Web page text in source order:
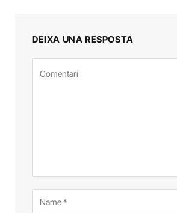
DEIXA UNA RESPOSTA